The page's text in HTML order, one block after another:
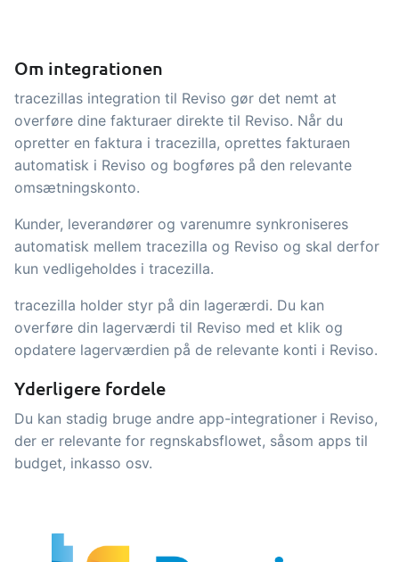
forbindelse med handel og produktion
Salg og indkøb
Det skal være nemt at handle sammen.
Automatisér de mange opgaver
Sporbarhed &
kvalitetsstyring
automatiseret kvalitetsstyring
Certifikater og
tracezilla gør det nemt at drive en
bæredygtig og certificeret
fødevarevirksomhed
B2B Commerce kan fungere som
Om integrationen
tracezillas integration til Reviso gør det nemt at
overføre dine fakturaer direkte til Reviso. Når du
opretter en faktura i tracezilla, oprettes fakturaen
automatisk i Reviso og bogføres på den relevante
omsætningskonto.
Kunder, leverandører og varenumre synkroniseres
automatisk mellem tracezilla og Reviso og skal derfor
kun vedligeholdes i tracezilla.
tracezilla holder styr på din lagerærdi. Du kan
overføre din lagerværdi til Reviso med et klik og
opdatere lagerværdien på de relevante konti i Reviso.
Yderligere fordele
Du kan stadig bruge andre app-integrationer i Reviso,
der er relevante for regnskabsflowet, såsom apps til
budget, inkasso osv.